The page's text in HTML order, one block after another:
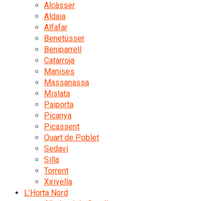
Alcàsser
Aldaia
Alfafar
Benetússer
Beniparrell
Catarroja
Manises
Massanassa
Mislata
Paiporta
Picanya
Picassent
Quart de Poblet
Sedaví
Silla
Torrent
Xirivella
L’Horta Nord